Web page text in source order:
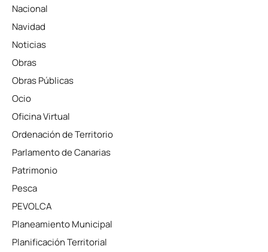
Nacional
Navidad
Noticias
Obras
Obras Públicas
Ocio
Oficina Virtual
Ordenación de Territorio
Parlamento de Canarias
Patrimonio
Pesca
PEVOLCA
Planeamiento Municipal
Planificación Territorial